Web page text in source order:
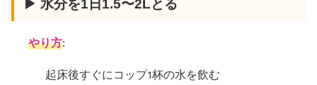
▶ 水分を1日1.5〜2Lとる
やり方:
起床後すぐにコップ1杯の水を飲む